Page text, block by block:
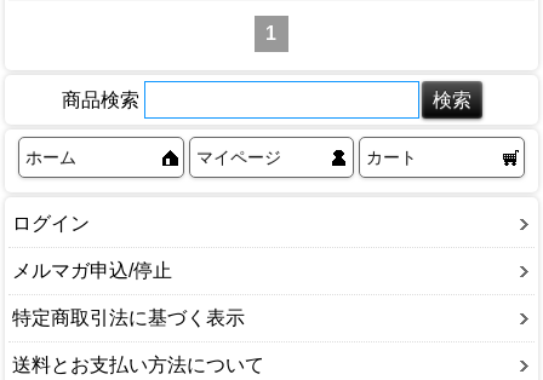
1
商品検索
ホーム マイページ カート
ログイン
メルマガ申込/停止
特定商取引法に基づく表示
送料とお支払い方法について